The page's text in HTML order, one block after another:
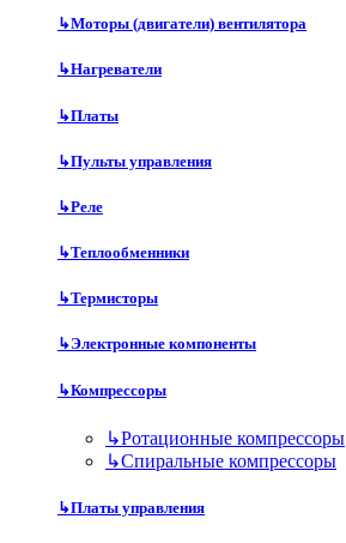
↳Моторы (двигатели) вентилятора
↳Нагреватели
↳Платы
↳Пульты управления
↳Реле
↳Теплообменники
↳Термисторы
↳Электронные компоненты
↳Компрессоры
↳Ротационные компрессоры
↳Спиральные компрессоры
↳Платы управления